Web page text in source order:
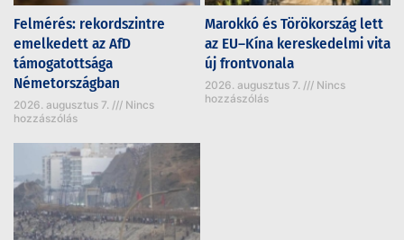
Felmérés: rekordszintre
emelkedett az AfD
támogatottsága
Németországban
2026. augusztus 7.
Nincs
hozzászólás
Marokkó és Törökország lett
az EU–Kína kereskedelmi vita
új frontvonala
2026. augusztus 7.
Nincs
hozzászólás